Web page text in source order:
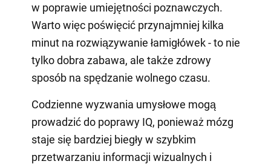
w poprawie umiejętności poznawczych.
Warto więc poświęcić przynajmniej kilka
minut na rozwiązywanie łamigłówek - to nie
tylko dobra zabawa, ale także zdrowy
sposób na spędzanie wolnego czasu.
Codzienne wyzwania umysłowe mogą
prowadzić do poprawy IQ, ponieważ mózg
staje się bardziej biegły w szybkim
przetwarzaniu informacji wizualnych i